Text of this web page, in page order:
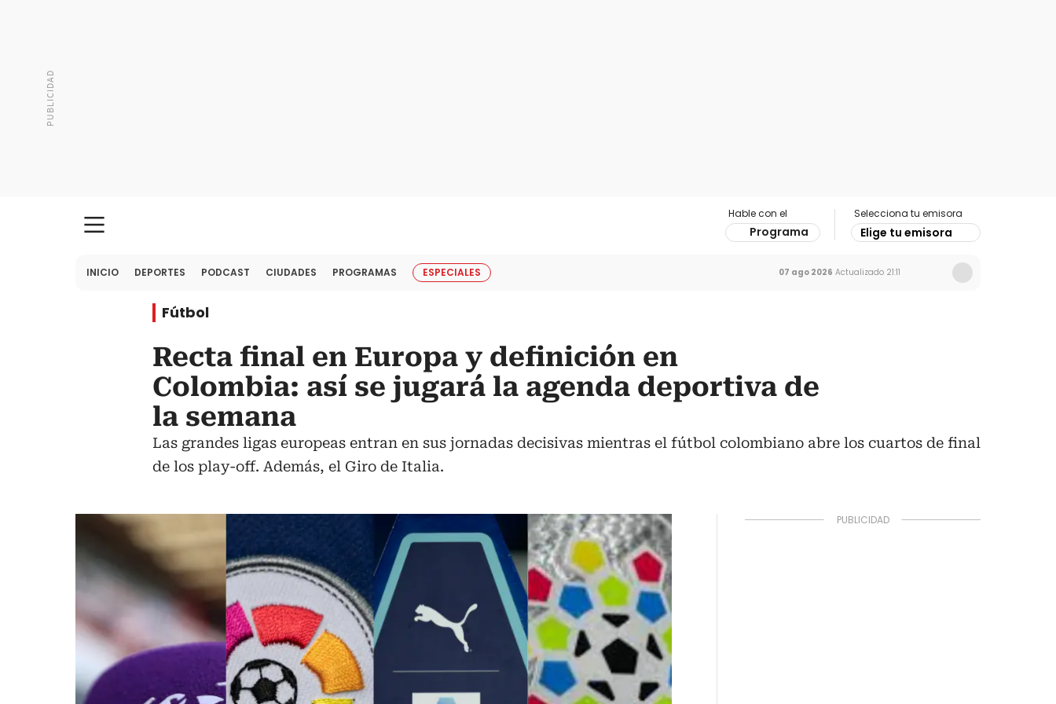
Hable con el
Programa
Selecciona tu emisora
Elige tu emisora
INICIO DEPORTES PODCAST CIUDADES PROGRAMAS ESPECIALES 07 ago 2026 Actualizado 21:11
Fútbol
Recta final en Europa y definición en
Colombia: así se jugará la agenda deportiva de
la semana
Las grandes ligas europeas entran en sus jornadas decisivas mientras el fútbol colombiano abre los cuartos de final
de los play-off. Además, el Giro de Italia.